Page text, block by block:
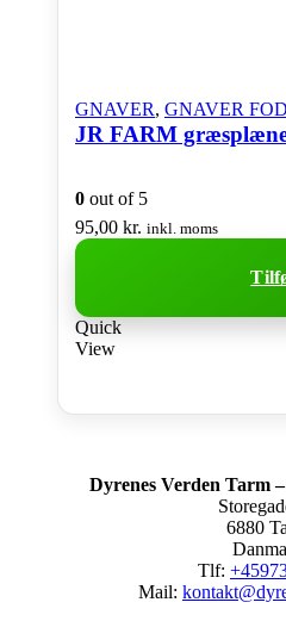
GNAVER, GNAVER
JR FARM
0 out of 5
95,00 kr. inkl. moms
Quick
View
Dyrenes Verden Tarm
6880
Tlf:
Mail: